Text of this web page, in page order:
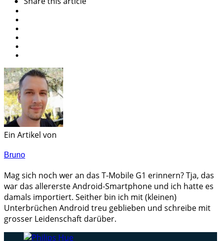
Ein Artikel von
Bruno
Mag sich noch wer an das T-Mobile G1 erinnern? Tja, das
war das allererste Android-Smartphone und ich hatte es
damals importiert. Seither bin ich mit (kleinen)
Unterbrüchen Android treu geblieben und schreibe mit
grosser Leidenschaft darüber.